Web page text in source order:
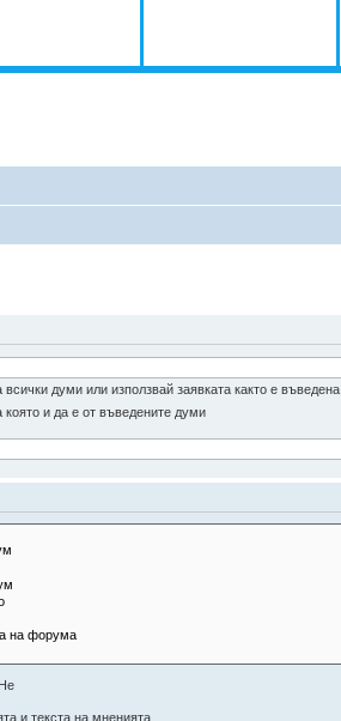
всички думи или използвай заявката както е въведена
която и да е от въведените думи
Не
и текста на мненията